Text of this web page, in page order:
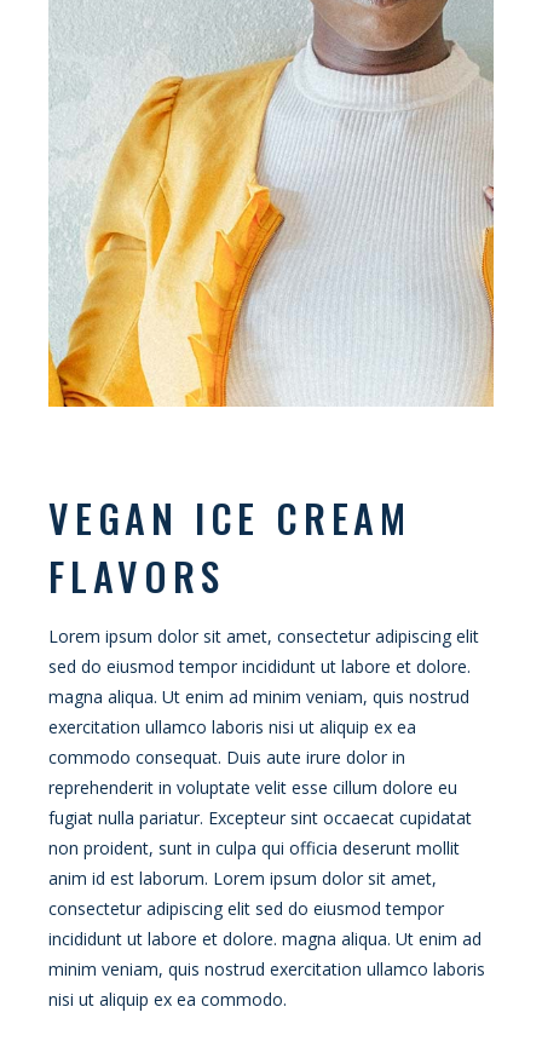
VEGAN ICE CREAM
FLAVORS
Lorem ipsum dolor sit amet, consectetur adipiscing elit
sed do eiusmod tempor incididunt ut labore et dolore.
magna aliqua. Ut enim ad minim veniam, quis nostrud
exercitation ullamco laboris nisi ut aliquip ex ea
commodo consequat. Duis aute irure dolor in
reprehenderit in voluptate velit esse cillum dolore eu
fugiat nulla pariatur. Excepteur sint occaecat cupidatat
non proident, sunt in culpa qui officia deserunt mollit
anim id est laborum. Lorem ipsum dolor sit amet,
consectetur adipiscing elit sed do eiusmod tempor
incididunt ut labore et dolore. magna aliqua. Ut enim ad
minim veniam, quis nostrud exercitation ullamco laboris
nisi ut aliquip ex ea commodo.